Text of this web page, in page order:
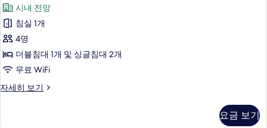
기
히
보
기
스
패
밀
리
사
모
시내 전망
침실 1개
4명
더블침대 1개 및 싱글침대 2개
무료 WiFi
자세히 보기
디
요금 보기